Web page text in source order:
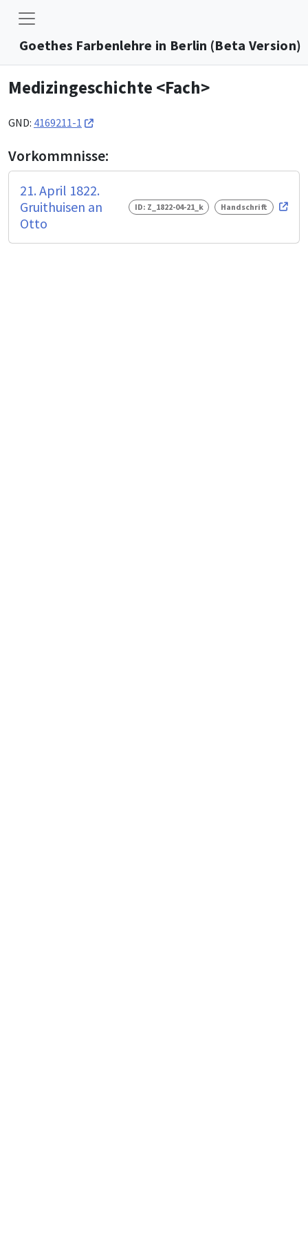
Goethes Farbenlehre in Berlin (Beta Version)
Medizingeschichte <Fach>
GND: 4169211-1
Vorkommnisse:
21. April 1822.
Gruithuisen an
Otto
ID: Z_1822-04-21_k Handschrift